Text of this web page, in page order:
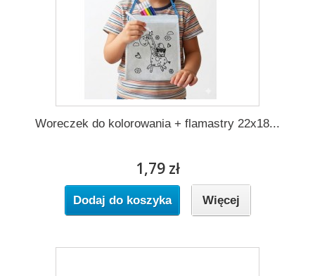
Woreczek do kolorowania + flamastry 22x18...
1,79 zł
Dodaj do koszyka Więcej